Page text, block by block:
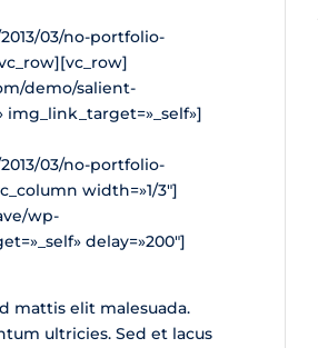
03/no-portfolio-
demo/salient-
03/no-portfolio-
width=»1/3″]
wp-
delay=»200″]
mattis elit malesuada.
ultricies. Sed et lacus